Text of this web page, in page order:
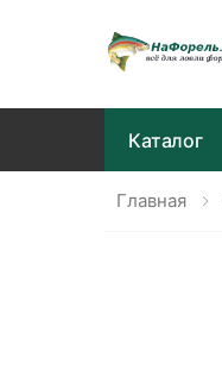
Каталог
Главная